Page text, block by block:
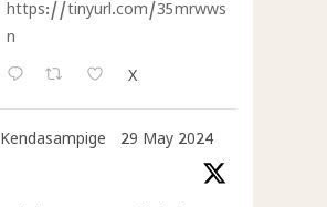
https://tinyurl.com/35mrwws
n
X
Kendasampige 29 May 2024